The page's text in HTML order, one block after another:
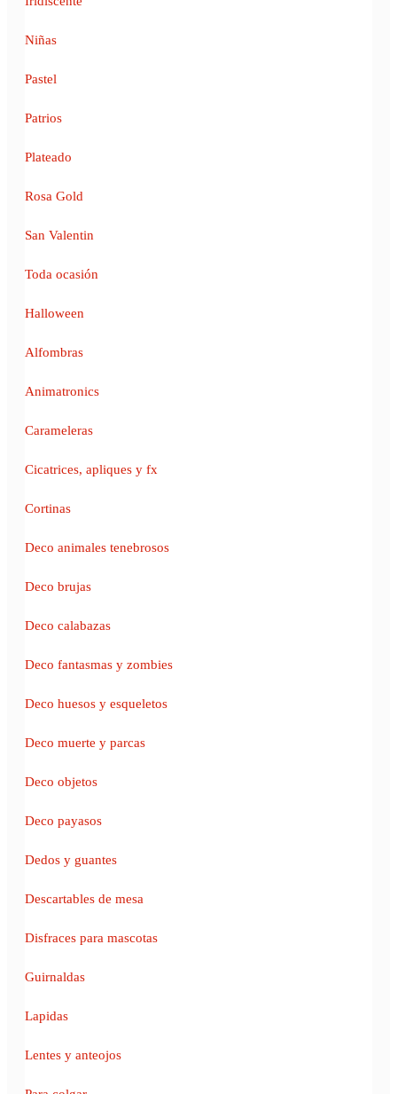
Niñas
Pastel
Patrios
Plateado
Rosa Gold
San Valentin
Toda ocasión
Halloween
Alfombras
Animatronics
Carameleras
Cicatrices, apliques y fx
Cortinas
Deco animales tenebrosos
Deco brujas
Deco calabazas
Deco fantasmas y zombies
Deco huesos y esqueletos
Deco muerte y parcas
Deco objetos
Deco payasos
Dedos y guantes
Descartables de mesa
Disfraces para mascotas
Guirnaldas
Lapidas
Lentes y anteojos